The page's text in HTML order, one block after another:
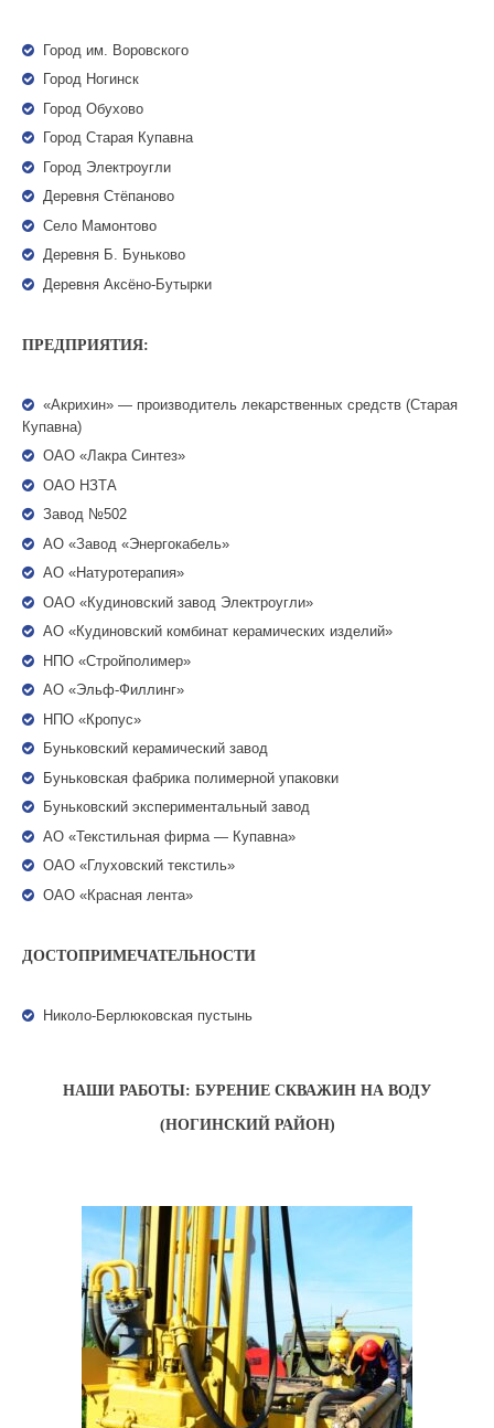
Город им. Воровского
Город Ногинск
Город Обухово
Город Старая Купавна
Город Электроугли
Деревня Стёпаново
Село Мамонтово
Деревня Б. Буньково
Деревня Аксёно-Бутырки
ПРЕДПРИЯТИЯ:
«Акрихин» — производитель лекарственных средств (Старая
Купавна)
ОАО «Лакра Синтез»
ОАО НЗТА
Завод №502
АО «Завод «Энергокабель»
АО «Натуротерапия»
ОАО «Кудиновский завод Электроугли»
АО «Кудиновский комбинат керамических изделий»
НПО «Стройполимер»
АО «Эльф-Филлинг»
НПО «Кропус»
Буньковский керамический завод
Буньковская фабрика полимерной упаковки
Буньковский экспериментальный завод
АО «Текстильная фирма — Купавна»
ОАО «Глуховский текстиль»
ОАО «Красная лента»
ДОСТОПРИМЕЧАТЕЛЬНОСТИ
Николо-Берлюковская пустынь
НАШИ РАБОТЫ: БУРЕНИЕ СКВАЖИН НА ВОДУ
(НОГИНСКИЙ РАЙОН)